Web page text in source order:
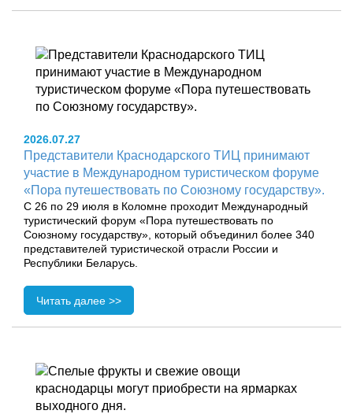
2026.07.27
Представители Краснодарского ТИЦ принимают
участие в Международном туристическом форуме
«Пора путешествовать по Союзному государству».
С 26 по 29 июля в Коломне проходит Международный
туристический форум «Пора путешествовать по
Союзному государству», который объединил более 340
представителей туристической отрасли России и
Республики Беларусь.
Читать далее >>